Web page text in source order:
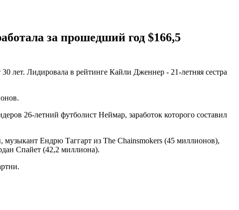
за прошедший год $166,5
лет. Лидировала в рейтинге Кайли Дженнер - 21-летняя сестра
26-летний футболист Неймар, заработок которого составил
Ендрю Таггарт из The Chainsmokers (45 миллионов),
Спайет (42,2 миллиона).